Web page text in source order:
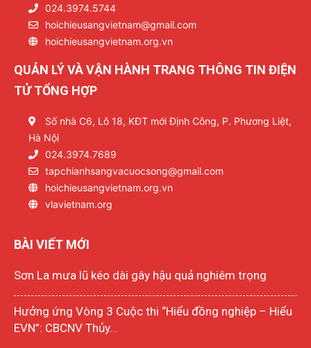
024.3974.5744
hoichieusangvietnam@gmail.com
hoichieusangvietnam.org.vn
QUẢN LÝ VÀ VẬN HÀNH TRANG THÔNG TIN ĐIỆN
TỬ TỔNG HỢP
Số nhà C6, Lô 18, KĐT mới Định Công, P. Phương Liệt,
Hà Nội
024.3974.7689
tapchianhsangvacuocsong@gmail.com
hoichieusangvietnam.org.vn
vlavietnam.org
BÀI VIẾT MỚI
Sơn La mưa lũ kéo dài gây hậu quả nghiêm trọng
Hưởng ứng Vòng 3 Cuộc thi “Hiểu đồng nghiệp – Hiểu
EVN”: CBCNV Thủy...